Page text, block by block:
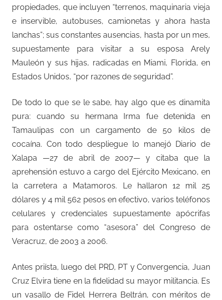
propiedades, que incluyen “terrenos, maquinaria vieja
e inservible, autobuses, camionetas y ahora hasta
lanchas”; sus constantes ausencias, hasta por un mes,
supuestamente para visitar a su esposa Arely
Mauleón y sus hijas, radicadas en Miami, Florida, en
Estados Unidos, “por razones de seguridad”.
De todo lo que se le sabe, hay algo que es dinamita
pura: cuando su hermana Irma fue detenida en
Tamaulipas con un cargamento de 50 kilos de
cocaína. Con todo despliegue lo manejó Diario de
Xalapa —27 de abril de 2007— y citaba que la
aprehensión estuvo a cargo del Ejército Mexicano, en
la carretera a Matamoros. Le hallaron 12 mil 25
dólares y 4 mil 562 pesos en efectivo, varios teléfonos
celulares y credenciales supuestamente apócrifas
para ostentarse como “asesora” del Congreso de
Veracruz, de 2003 a 2006.
Antes priísta, luego del PRD, PT y Convergencia, Juan
Cruz Elvira tiene en la fidelidad su mayor militancia. Es
un vasallo de Fidel Herrera Beltrán, con méritos de